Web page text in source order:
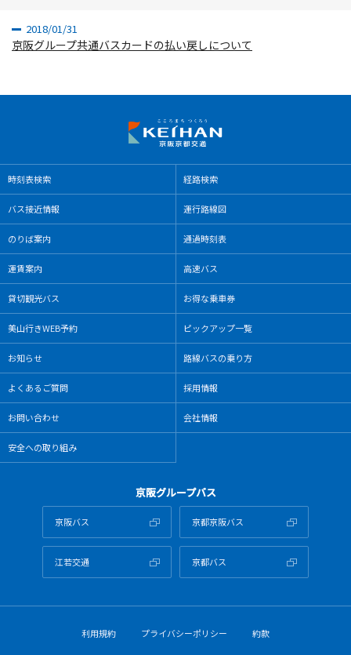
2018/01/31
京阪グループ共通バスカードの払い戻しについて
時刻表検索 経路検索
バス接近情報 運⾏路線図
のりば案内 通過時刻表
運賃案内 高速バス
貸切観光バス お得な乗⾞券
美⼭⾏きWEB予約 ピックアップ⼀覧
お知らせ 路線バスの乗り方
よくあるご質問 採用情報
お問い合わせ 会社情報
安全への取り組み
京阪グループバス
京阪バス 京都京阪バス
江若交通 京都バス
利⽤規約 プライバシーポリシー 約款